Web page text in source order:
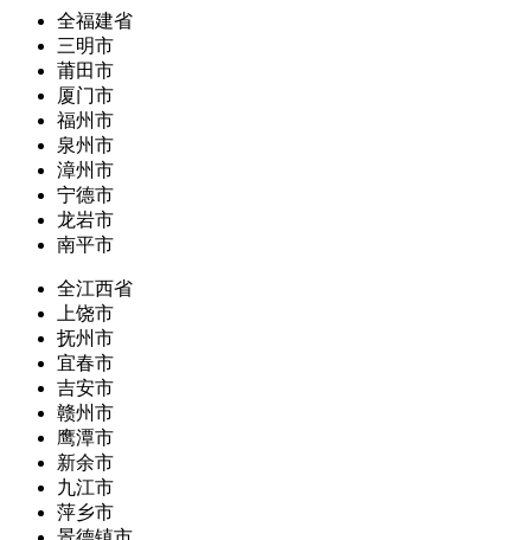
全福建省
三明市
莆田市
厦门市
福州市
泉州市
漳州市
宁德市
龙岩市
南平市
全江西省
上饶市
抚州市
宜春市
吉安市
赣州市
鹰潭市
新余市
九江市
萍乡市